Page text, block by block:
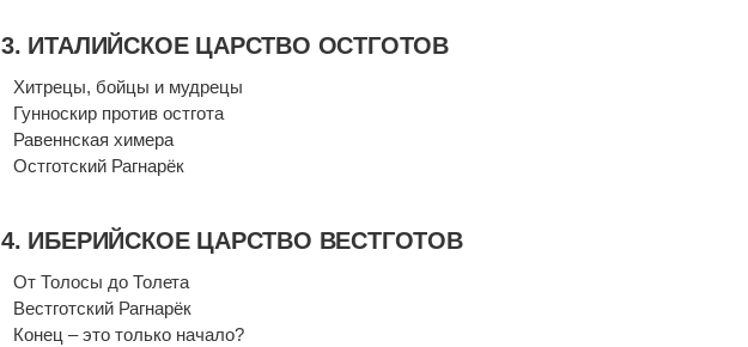
3. ИТАЛИЙСКОЕ ЦАРСТВО ОСТГОТОВ
Хитрецы, бойцы и мудрецы
Гунноскир против остгота
Равеннская химера
Остготский Рагнарёк
4. ИБЕРИЙСКОЕ ЦАРСТВО ВЕСТГОТОВ
От Толосы до Толета
Вестготский Рагнарёк
Конец – это только начало?